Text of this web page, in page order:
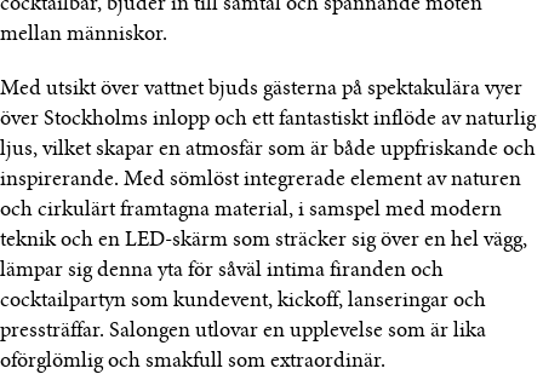
cocktailbar, bjuder in till samtal och spännande möten
mellan människor.
Med utsikt över vattnet bjuds gästerna på spektakulära vyer
över Stockholms inlopp och ett fantastiskt inflöde av naturlig
ljus, vilket skapar en atmosfär som är både uppfriskande och
inspirerande. Med sömlöst integrerade element av naturen
och cirkulärt framtagna material, i samspel med modern
teknik och en LED-skärm som sträcker sig över en hel vägg,
lämpar sig denna yta för såväl intima firanden och
cocktailpartyn som kundevent, kickoff, lanseringar och
pressträffar. Salongen utlovar en upplevelse som är lika
oförglömlig och smakfull som extraordinär.